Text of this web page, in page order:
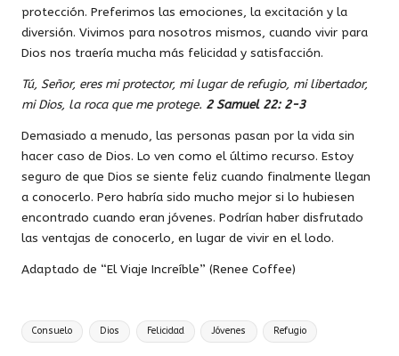
protección. Preferimos las emociones, la excitación y la
diversión. Vivimos para nosotros mismos, cuando vivir para
Dios nos traería mucha más felicidad y satisfacción.
Tú, Señor, eres mi protector, mi lugar de refugio, mi libertador,
mi Dios, la roca que me protege. 2 Samuel 22: 2-3
Demasiado a menudo, las personas pasan por la vida sin
hacer caso de Dios. Lo ven como el último recurso. Estoy
seguro de que Dios se siente feliz cuando finalmente llegan
a conocerlo. Pero habría sido mucho mejor si lo hubiesen
encontrado cuando eran jóvenes. Podrían haber disfrutado
las ventajas de conocerlo, en lugar de vivir en el lodo.
Adaptado de “El Viaje Increíble” (Renee Coffee)
Etiquetas:
Consuelo Dios Felicidad Jóvenes Refugio